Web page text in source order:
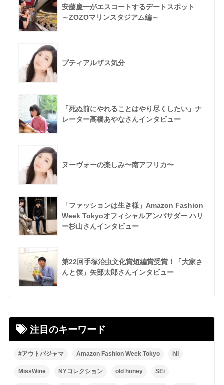
安藤慶一がエスコートするデートスポット
～ZOZOマリンスタジアム編～
プティアルザス気分
「死ぬ前にやれることはやり尽くしたい」ナ
レーター髙橋あやなさんインタビュー
ヌーヴォーの楽しみ〜南アフリカ〜
「ファッションは生き様」Amazon Fashion
Week Tokyoオフィシャルアンバサダー ハリ
ー杉山さんインタビュー
第22回手塚治虫文化賞短編賞受賞！「大家さ
んと僕」矢部太郎さんインタビュー
注目のキーワード
#アウトパジャマ Amazon Fashion Week Tokyo hii
MissWine NYコレクション old honey SEi